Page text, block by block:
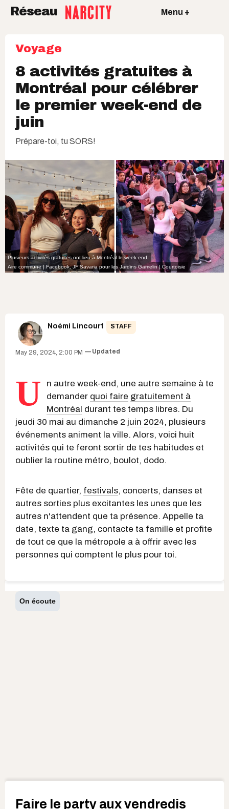
Réseau Menu +
Voyage
8 activités gratuites à
Montréal pour célébrer
le premier week-end de
juin
Prépare-toi, tu SORS!
Plusieurs activités gratuites ont lieu à Montréal le week-end.
Aire commune | Facebook,JF Savaria pour les Jardins Gamelin | Courtoisie
Noémi Lincourt STAFF
May 29, 2024, 2:00 PM Updated
U
n autre week-end, une autre semaine à te
demander quoi faire gratuitement à
Montréal durant tes temps libres. Du
jeudi 30 mai au dimanche 2 juin 2024, plusieurs
événements animent la ville. Alors, voici huit
activités qui te feront sortir de tes habitudes et
oublier la routine métro, boulot, dodo.
Fête de quartier, festivals, concerts, danses et
autres sorties plus excitantes les unes que les
autres n'attendent que ta présence. Appelle ta
date, texte ta gang, contacte ta famille et profite
de tout ce que la métropole a à offrir avec les
personnes qui comptent le plus pour toi.
On écoute
Faire le party aux vendredis